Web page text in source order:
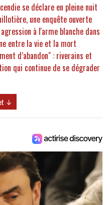
se déclare en pleine nuit
une enquête ouverte
agression à l'arme blanche dans
entre la vie et la mort
d’abandon" : riverains et
qui continue de se dégrader
↓